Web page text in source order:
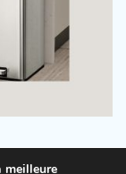
meilleure